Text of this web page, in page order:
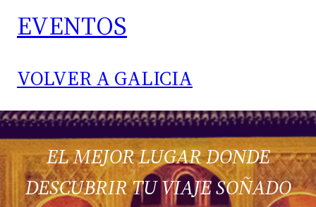
EVENTOS
VOLVER A GALICIA
EL MEJOR LUGAR DONDE
DESCUBRIR TU VIAJE SOÑADO